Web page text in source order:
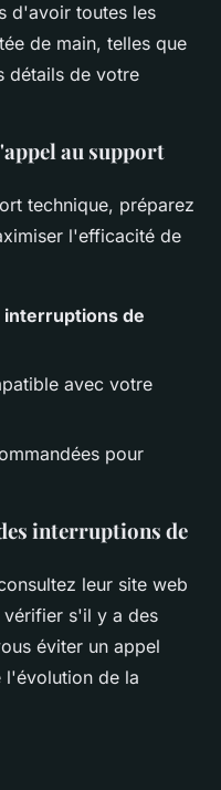
d'avoir toutes les
de main, telles que
détails de votre
au support
technique, préparez
l'efficacité de
interruptions de
avec votre
pour
interruptions de
leur site web
vérifier s'il y a des
éviter un appel
l'évolution de la